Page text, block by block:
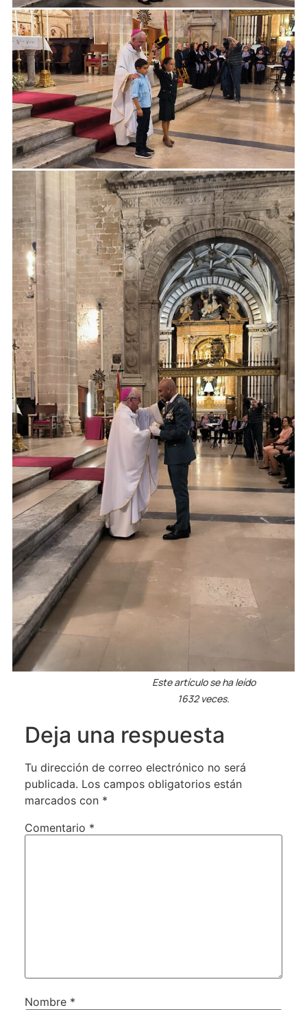
Este artículo se ha leído
1632 veces.
Deja una respuesta
Tu dirección de correo electrónico no será
publicada. Los campos obligatorios están
marcados con *
Comentario *
Nombre *